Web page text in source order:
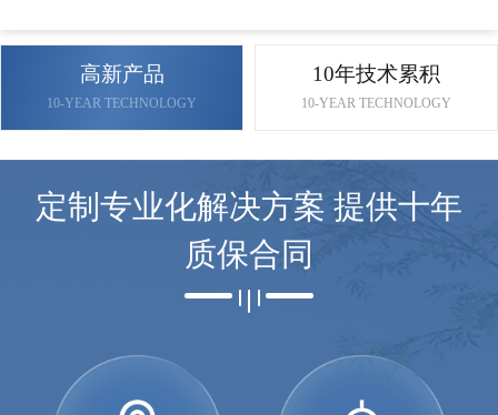
高新产品
10-YEAR TECHNOLOGY
10年技术累积
10-YEAR TECHNOLOGY
定制专业化解决方案 提供十年
质保合同